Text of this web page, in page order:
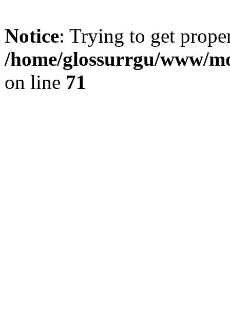
Notice: Trying to get
/home/glossurrgu/www/
on line 71